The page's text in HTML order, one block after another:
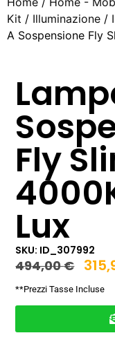
Kit / Illuminazione /
A Sospensione Fly
Fly
Lux
SKU: ID_307992
494,00€
**Prezzi Tasse Incluse